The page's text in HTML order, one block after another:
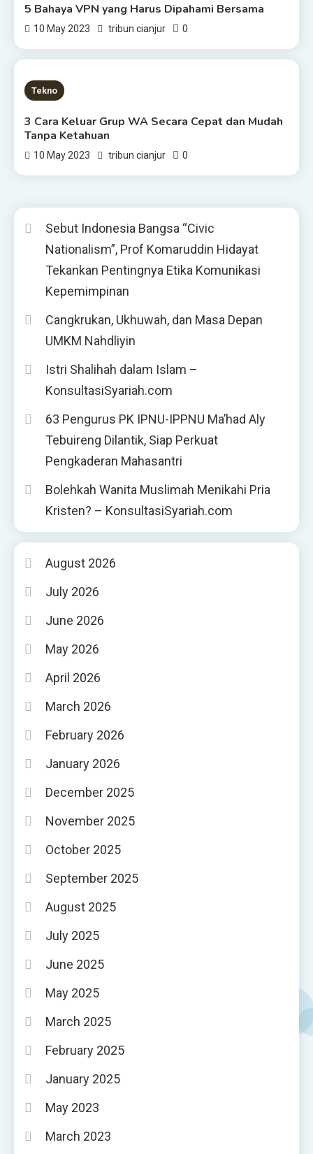
5 Bahaya VPN yang Harus Dipahami Bersama
10 May 2023 tribun cianjur 0
3 MINS READ
Tekno
3 Cara Keluar Grup WA Secara Cepat dan Mudah
Tanpa Ketahuan
10 May 2023 tribun cianjur 0
Sebut Indonesia Bangsa “Civic
Nationalism”, Prof Komaruddin Hidayat
Tekankan Pentingnya Etika Komunikasi
Kepemimpinan
Cangkrukan, Ukhuwah, dan Masa Depan
UMKM Nahdliyin
Istri Shalihah dalam Islam –
KonsultasiSyariah.com
63 Pengurus PK IPNU-IPPNU Ma’had Aly
Tebuireng Dilantik, Siap Perkuat
Pengkaderan Mahasantri
Bolehkah Wanita Muslimah Menikahi Pria
Kristen? – KonsultasiSyariah.com
August 2026
July 2026
June 2026
May 2026
April 2026
March 2026
February 2026
January 2026
December 2025
November 2025
October 2025
September 2025
August 2025
July 2025
June 2025
May 2025
March 2025
February 2025
January 2025
May 2023
March 2023